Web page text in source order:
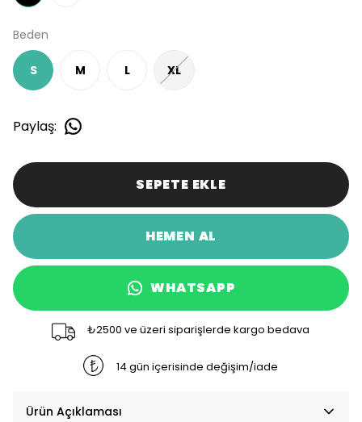
Beden
S M L XL
Paylaş:
SEPETE EKLE
HEMEN AL
WHATSAPP
₺2500 ve üzeri siparişlerde kargo bedava
14 gün içerisinde değişim/iade
Ürün Açıklaması